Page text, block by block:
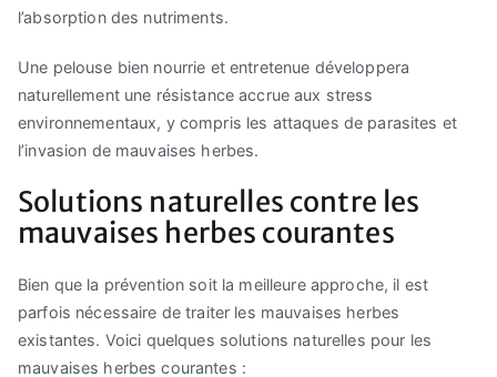
l’absorption des nutriments.
Une pelouse bien nourrie et entretenue développera
naturellement une résistance accrue aux stress
environnementaux, y compris les attaques de parasites et
l’invasion de mauvaises herbes.
Solutions naturelles contre les
mauvaises herbes courantes
Bien que la prévention soit la meilleure approche, il est
parfois nécessaire de traiter les mauvaises herbes
existantes. Voici quelques solutions naturelles pour les
mauvaises herbes courantes :